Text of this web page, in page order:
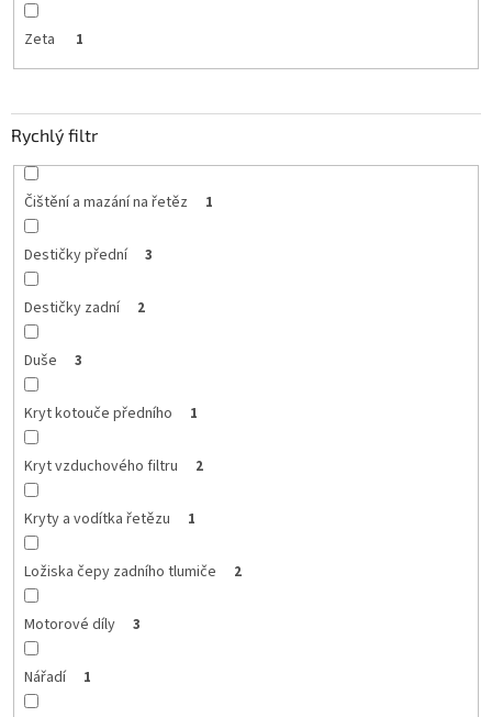
Zeta 1
Rychlý filtr
Čištění a mazání na řetěz 1
Destičky přední 3
Destičky zadní 2
Duše 3
Kryt kotouče předního 1
Kryt vzduchového filtru 2
Kryty a vodítka řetězu 1
Ložiska čepy zadního tlumiče 2
Motorové díly 3
Nářadí 1